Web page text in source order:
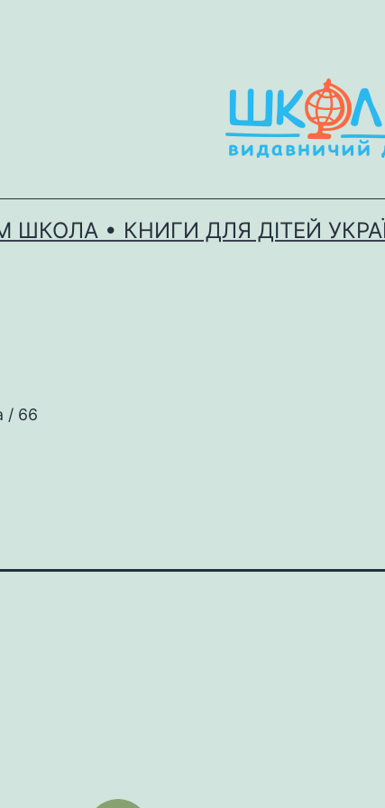
ШКОЛА • КНИГИ ДЛЯ ДІТЕЙ
/ 66